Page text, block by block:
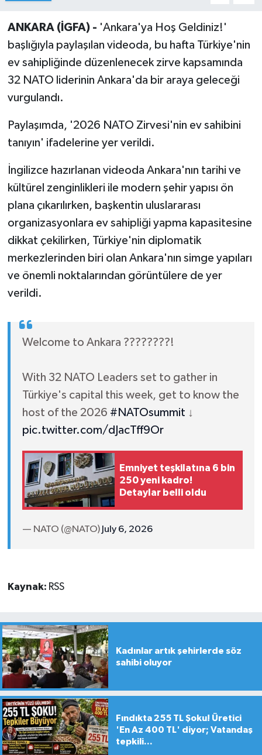
ANKARA (İGFA) - 'Ankara'ya Hoş Geldiniz!'
başlığıyla paylaşılan videoda, bu hafta Türkiye'nin
ev sahipliğinde düzenlenecek zirve kapsamında
32 NATO liderinin Ankara'da bir araya geleceği
vurgulandı.
Paylaşımda, '2026 NATO Zirvesi'nin ev sahibini
tanıyın' ifadelerine yer verildi.
İngilizce hazırlanan videoda Ankara'nın tarihi ve
kültürel zenginlikleri ile modern şehir yapısı ön
plana çıkarılırken, başkentin uluslararası
organizasyonlara ev sahipliği yapma kapasitesine
dikkat çekilirken, Türkiye'nin diplomatik
merkezlerinden biri olan Ankara'nın simge yapıları
ve önemli noktalarından görüntülere de yer
verildi.
Welcome to Ankara ????????!
With 32 NATO Leaders set to gather in
Türkiye's capital this week, get to know the
host of the 2026 #NATOsummit ↓
pic.twitter.com/dJacTff9Or
Emniyet teşkilatına 6 bin
250 yeni kadro!
Detaylar belli oldu
— NATO (@NATO) July 6, 2026
Kaynak: RSS
Kadınlar artık şehirlerde söz
sahibi oluyor
Fındıkta 255 TL Şoku! Üretici
'En Az 400 TL' diyor; Vatandaş
tepkili...